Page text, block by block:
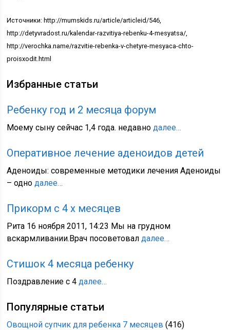
Источники: http://mumskids.ru/article/articleid/546,
http://detyvradost.ru/kalendar-razvitiya-rebenku-4-mesyatsa/,
http://verochka.name/razvitie-rebenka-v-chetyre-mesyaca-chto-
proisxodit.html
Избранные статьи
Ребенку год и 2 месяца форум
Моему сыну сейчас 1,4 года. недавнодалее…
Оперативное лечение аденоидов детей
Аденоиды: современные методики лечения Аденоиды
– однодалее…
Прикорм с 4 х месяцев
Рита 16 ноября 2011, 14:23 Мы на грудном
вскармливании.Врач посоветовалдалее…
Стишок 4 месяца ребенку
Поздравление с 4далее…
Популярные статьи
Овощной супчик для ребенка 7 месяцев (416)